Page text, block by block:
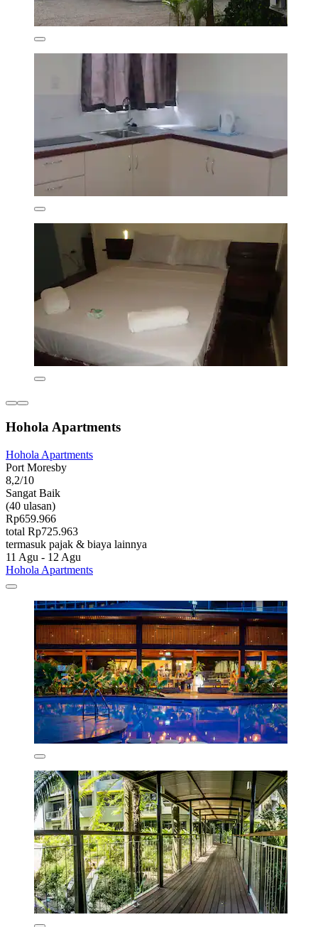
Hohola Apartments
Hohola Apartments
Port Moresby
8,2/10
Sangat Baik
(40 ulasan)
Rp659.966
total Rp725.963
termasuk pajak & biaya lainnya
11 Agu - 12 Agu
Hohola Apartments